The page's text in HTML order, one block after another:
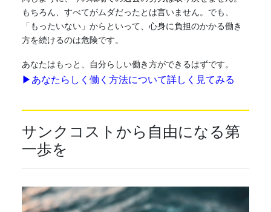
もちろん、すべてがムダだったとは言いません。でも、
「もったいない」からといって、心身に負担のかかる働き
方を続けるのは危険です。
あなたはもっと、自分らしい働き方ができるはずです。
▶あなたらしく働く方法について詳しく見てみる
サンクコストから自由になる第
一歩を